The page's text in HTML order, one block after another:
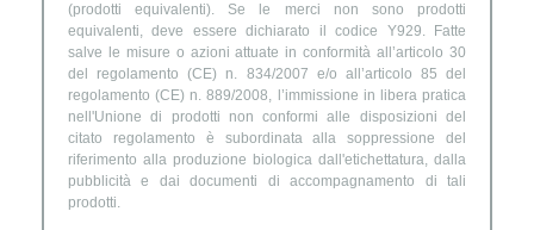
(prodotti equivalenti). Se le merci non sono prodotti
equivalenti, deve essere dichiarato il codice Y929. Fatte
salve le misure o azioni attuate in conformità all’articolo 30
del regolamento (CE) n. 834/2007 e/o all’articolo 85 del
regolamento (CE) n. 889/2008, l’immissione in libera pratica
nell'Unione di prodotti non conformi alle disposizioni del
citato regolamento è subordinata alla soppressione del
riferimento alla produzione biologica dall'etichettatura, dalla
pubblicità e dai documenti di accompagnamento di tali
prodotti.